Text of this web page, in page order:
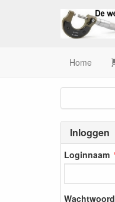
Home
Inloggen
Loginnaam
Wachtwoord